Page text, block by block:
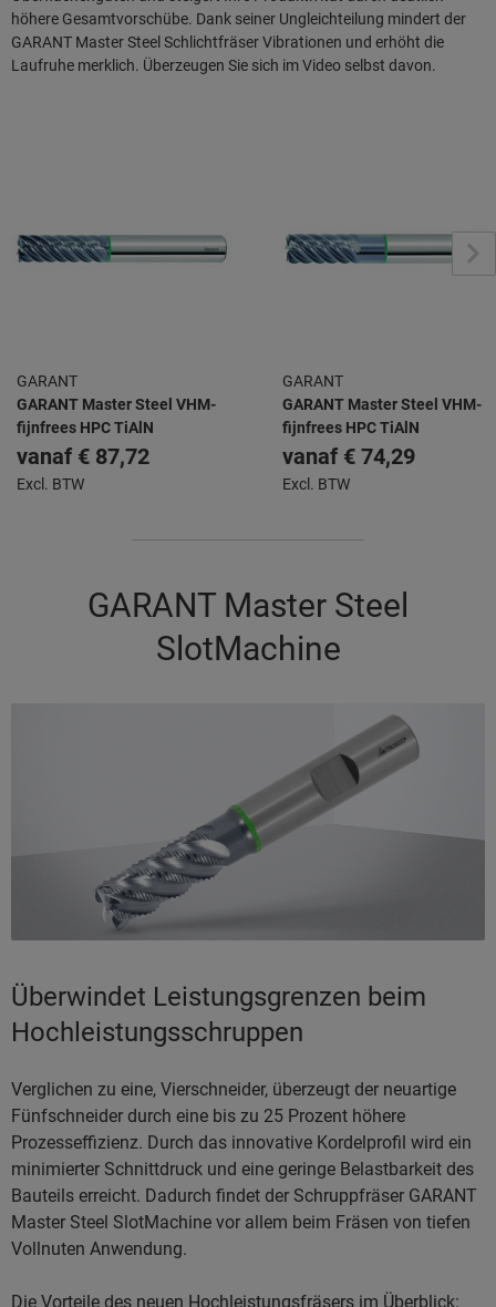
höhere Gesamtvorschübe. Dank seiner Ungleichteilung mindert der
GARANT Master Steel Schlichtfräser Vibrationen und erhöht die
Laufruhe merklich. Überzeugen Sie sich im Video selbst davon.
GARANT
GARANT Master Steel VHM-
fijnfrees HPC TiAlN
vanaf € 87,72
Excl. BTW
GARANT
GARANT Master Steel VHM-
fijnfrees HPC TiAlN
vanaf € 74,29
Excl. BTW
GARANT Master Steel
SlotMachine
Überwindet Leistungsgrenzen beim
Hochleistungsschruppen
Verglichen zu eine, Vierschneider, überzeugt der neuartige
Fünfschneider durch eine bis zu 25 Prozent höhere
Prozesseffizienz. Durch das innovative Kordelprofil wird ein
minimierter Schnittdruck und eine geringe Belastbarkeit des
Bauteils erreicht. Dadurch findet der Schruppfräser GARANT
Master Steel SlotMachine vor allem beim Fräsen von tiefen
Vollnuten Anwendung.
Die Vorteile des neuen Hochleistungsfräsers im Überblick: